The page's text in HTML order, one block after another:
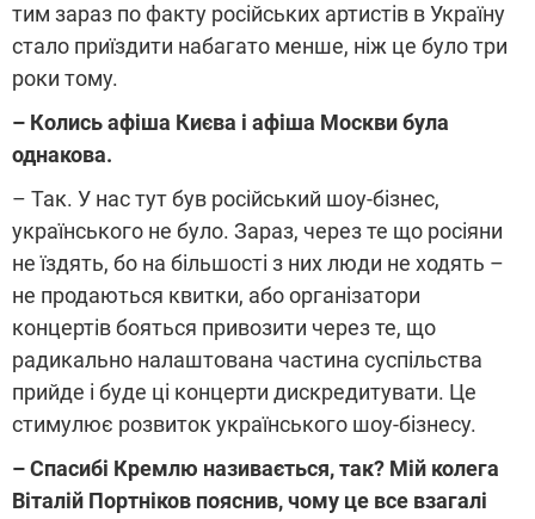
тим зараз по факту російських артистів в Україну
стало приїздити набагато менше, ніж це було три
роки тому.
– Колись афіша Києва і афіша Москви була
однакова.
– Так. У нас тут був російський шоу-бізнес,
українського не було. Зараз, через те що росіяни
не їздять, бо на більшості з них люди не ходять –
не продаються квитки, або організатори
концертів бояться привозити через те, що
радикально налаштована частина суспільства
прийде і буде ці концерти дискредитувати. Це
стимулює розвиток українського шоу-бізнесу.
– Спасибі Кремлю називається, так? Мій колега
Віталій Портніков пояснив, чому це все взагалі